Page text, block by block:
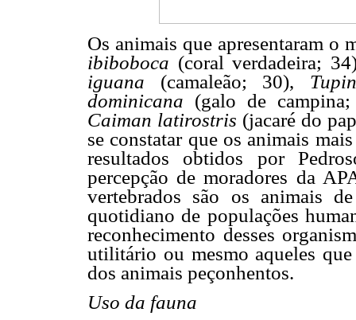
Os animais que apresentaram o
ibiboboca (coral verdadeira;
iguana (camaleão; 30),
dominicana (galo de
Caiman latirostris (jacaré do
se constatar que os animais
resultados obtidos por
percepção de moradores da
vertebrados são os animais
quotidiano de populações
reconhecimento desses
utilitário ou mesmo aqueles
dos animais peçonhentos.
Uso da fauna